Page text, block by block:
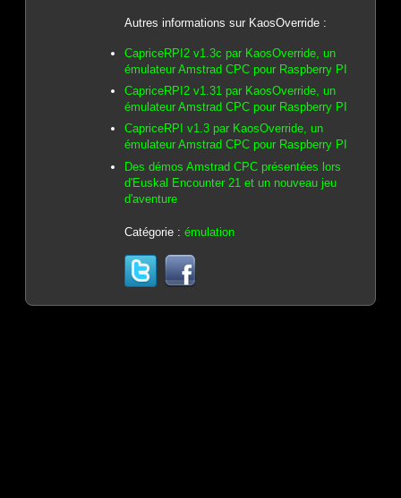
Autres informations sur KaosOverride :
CapriceRPI2 v1.3c par KaosOverride, un
émulateur Amstrad CPC pour Raspberry PI
CapriceRPI2 v1.31 par KaosOverride, un
émulateur Amstrad CPC pour Raspberry PI
CapriceRPI v1.3 par KaosOverride, un
émulateur Amstrad CPC pour Raspberry PI
Des démos Amstrad CPC présentées lors
d'Euskal Encounter 21 et un nouveau jeu
d'aventure
Catégorie : émulation